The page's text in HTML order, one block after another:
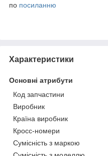
по посиланню
Характеристики
Основні атрибути
Код запчастини
Виробник
Країна виробник
Кросс-номери
Сумісність з маркою